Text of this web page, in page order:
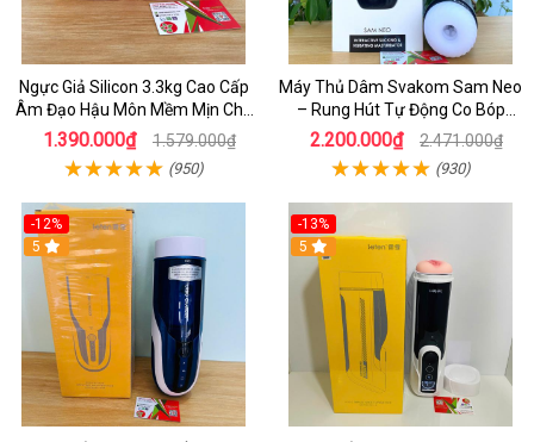
Ngực Giả Silicon 3.3kg Cao Cấp
Âm Đạo Hậu Môn Mềm Mịn Cho
Nam
1.390.000₫ 1.579.000₫
(950)
Máy Thủ Dâm Svakom Sam Neo
– Rung Hút Tự Động Co Bóp
Mạnh Mẽ Điều Khiển Từ Xa Qua
App Hiện Đại
2.200.000₫ 2.471.000₫
(930)
-12%
5
-13%
5